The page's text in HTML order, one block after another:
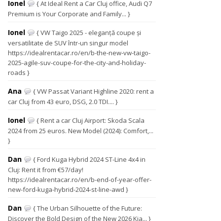
Ionel
{ At Ideal Rent a Car Cluj office, Audi Q7
Premium is Your Corporate and Family... }
Ionel
{ VW Taigo 2025 - eleganță coupe și
versatilitate de SUV într-un singur model
https://idealrentacar.ro/en/b-the-new-vw-taigo-
2025-agile-suv-coupe-for-the-city-and-holiday-
roads }
Ana
{ VW Passat Variant Highline 2020: rent a
car Cluj from 43 euro, DSG, 2.0 TDI.... }
Ionel
{ Rent a car Cluj Airport: Skoda Scala
2024 from 25 euros. New Model (2024): Comfort,...
}
Dan
{ Ford Kuga Hybrid 2024 ST-Line 4x4 in
Cluj: Rent it from €57/day!
https://idealrentacar.ro/en/b-end-of-year-offer-
new-ford-kuga-hybrid-2024-st-line-awd }
Dan
{ The Urban Silhouette of the Future:
Discover the Bold Design of the New 2026 Kia... }